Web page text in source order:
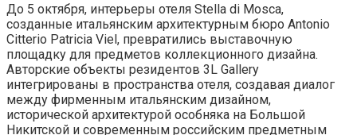
До 5 октября, интерьеры отеля Stella di Mosca,
созданные итальянским архитектурным бюро Antonio
Citterio Patricia Viel, превратились выставочную
площадку для предметов коллекционного дизайна.
Авторские объекты резидентов 3L Gallery
интегрированы в пространства отеля, создавая диалог
между фирменным итальянским дизайном,
исторической архитектурой особняка на Большой
Никитской и современным российским предметным